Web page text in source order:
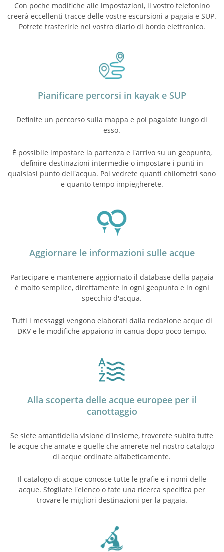
Con poche modifiche alle impostazioni, il vostro telefonino
creerà eccellenti tracce delle vostre escursioni a pagaia e SUP.
Potrete trasferirle nel vostro diario di bordo elettronico.
Pianificare percorsi in kayak e SUP
Definite un percorso sulla mappa e poi pagaiate lungo di
esso.
È possibile impostare la partenza e l'arrivo su un geopunto,
definire destinazioni intermedie o impostare i punti in
qualsiasi punto dell'acqua. Poi vedrete quanti chilometri sono
e quanto tempo impiegherete.
Aggiornare le informazioni sulle acque
Partecipare e mantenere aggiornato il database della pagaia
è molto semplice, direttamente in ogni geopunto e in ogni
specchio d'acqua.
Tutti i messaggi vengono elaborati dalla redazione acque di
DKV e le modifiche appaiono in canua dopo poco tempo.
Alla scoperta delle acque europee per il
canottaggio
Se siete amanti­della visione d'insieme, troverete subito tutte
le acque che amate e quelle che amerete nel nostro catalogo
di acque ordinate alfabeticamente.
Il catalogo di acque conosce tutte le grafie e i nomi delle
acque. Sfogliate l'elenco o fate una ricerca specifica per
trovare le migliori destinazioni per la pagaia.